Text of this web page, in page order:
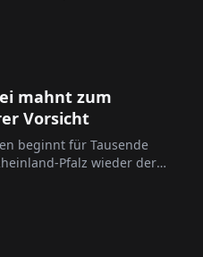
mahnt zum
Vorsicht
beginnt für Tausende
Pfalz wieder der